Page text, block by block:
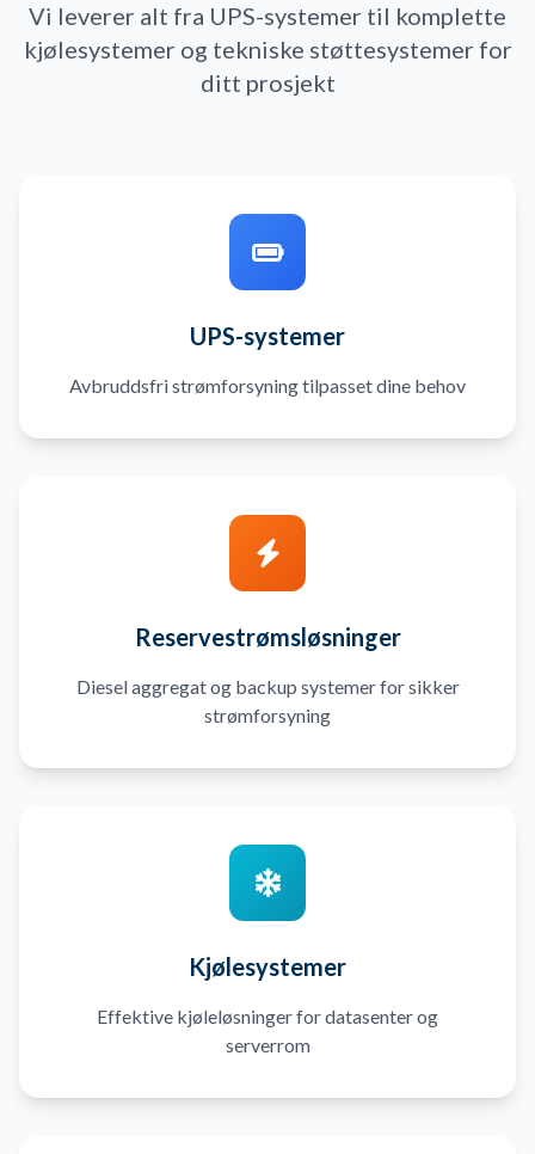
Vi leverer alt fra UPS-systemer til komplette
kjølesystemer og tekniske støttesystemer for
ditt prosjekt
UPS-systemer
Avbruddsfri strømforsyning tilpasset dine behov
Reservestrømsløsninger
Diesel aggregat og backup systemer for sikker
strømforsyning
Kjølesystemer
Effektive kjøleløsninger for datasenter og
serverrom